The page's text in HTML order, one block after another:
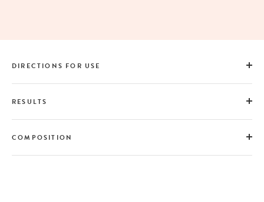
DIRECTIONS FOR USE
RESULTS
COMPOSITION